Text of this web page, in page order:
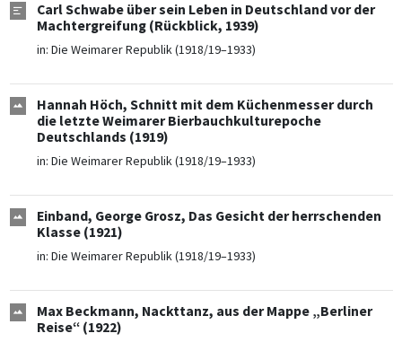
Carl Schwabe über sein Leben in Deutschland vor der
Machtergreifung (Rückblick, 1939)
in: Die Weimarer Republik (1918/19–1933)
Hannah Höch, Schnitt mit dem Küchenmesser durch
die letzte Weimarer Bierbauchkulturepoche
Deutschlands (1919)
in: Die Weimarer Republik (1918/19–1933)
Einband, George Grosz, Das Gesicht der herrschenden
Klasse (1921)
in: Die Weimarer Republik (1918/19–1933)
Max Beckmann, Nackttanz, aus der Mappe „Berliner
Reise“ (1922)